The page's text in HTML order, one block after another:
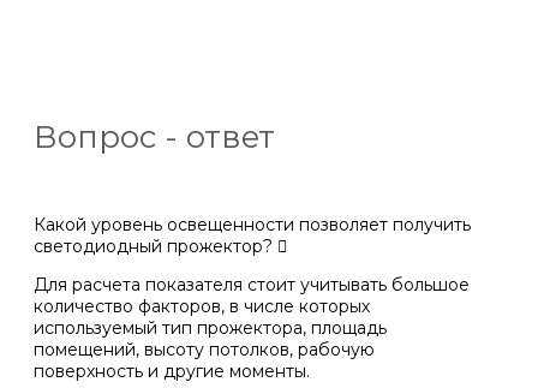
Вопрос - ответ
Какой уровень освещенности позволяет получить
светодиодный прожектор?
Для расчета показателя стоит учитывать большое
количество факторов, в числе которых
используемый тип прожектора, площадь
помещений, высоту потолков, рабочую
поверхность и другие моменты.